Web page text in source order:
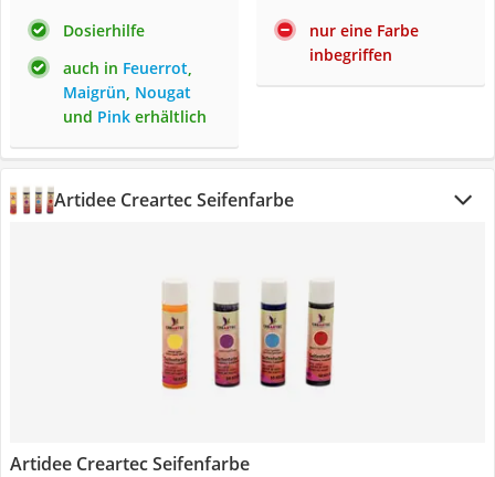
Dosierhilfe
auch in Feuerrot,
Maigrün, Nougat
und Pink erhältlich
nur eine Farbe
inbegriffen
Artidee Creartec Seifenfarbe
Artidee Creartec Seifenfarbe